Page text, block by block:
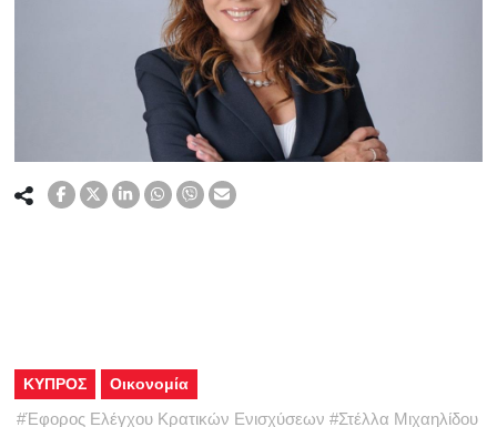
ΚΥΠΡΟΣ Οικονομία
#Έφορος Ελέγχου Κρατικών Ενισχύσεων #Στέλλα Μιχαηλίδου